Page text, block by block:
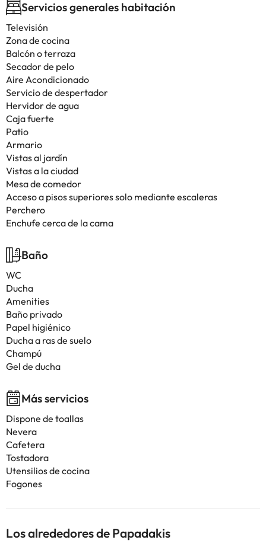
Servicios generales habitación
Televisión
Zona de cocina
Balcón o terraza
Secador de pelo
Aire Acondicionado
Servicio de despertador
Hervidor de agua
Caja fuerte
Patio
Armario
Vistas al jardín
Vistas a la ciudad
Mesa de comedor
Acceso a pisos superiores solo mediante escaleras
Perchero
Enchufe cerca de la cama
Baño
WC
Ducha
Amenities
Baño privado
Papel higiénico
Ducha a ras de suelo
Champú
Gel de ducha
Más servicios
Dispone de toallas
Nevera
Cafetera
Tostadora
Utensilios de cocina
Fogones
Los alrededores de Papadakis